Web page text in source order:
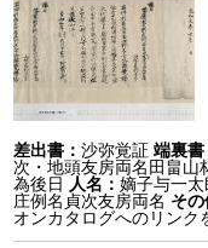
差出書：沙弥覚証 端裏書
次・地頭友房両名田畠山
為後日 人名：嫡子与一
庄例名貞次友房両名 その
オンカタログへのリンク